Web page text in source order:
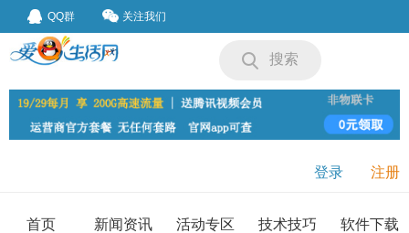
QQ群 关注我们
搜索
登录 注册
首页 新闻资讯 活动专区 技术技巧 软件下载